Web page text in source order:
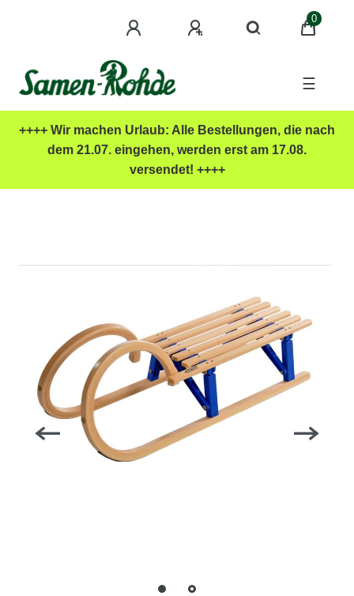
0
☰
++++ Wir machen Urlaub: Alle Bestellungen, die nach
dem 21.07. eingehen, werden erst am 17.08.
versendet! ++++